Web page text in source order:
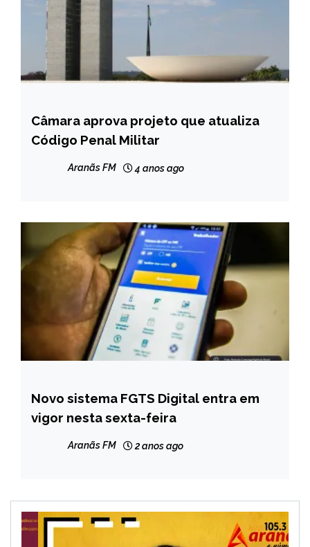
BRASIL
NOTÍCIAS
Câmara aprova projeto que atualiza
Código Penal Militar
Aranãs FM 4 anos ago
BRASIL
NOTÍCIAS
Novo sistema FGTS Digital entra em
vigor nesta sexta-feira
Aranãs FM 2 anos ago